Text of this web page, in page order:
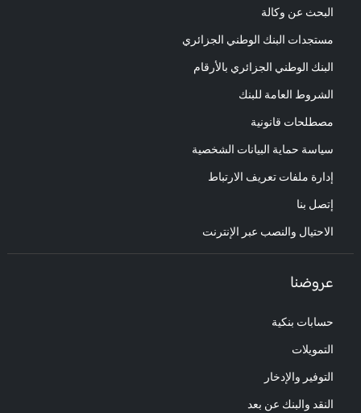
البحث عن وكالة
مستجدات البنك الوطني الجزائري
البنك الوطني الجزائري بالأرقام
الشروط العامة للبنك
مصطلحات قانونية
سياسة حماية البيانات الشخصية
إدارة ملفات تعريف الارتباط
إتصل بنا
الاحتيال والنصب عبر الإنترنت
عروضنا
حسابات بنكية
التمويلات
التوفير والإدخار
النقد والبنك عن بعد